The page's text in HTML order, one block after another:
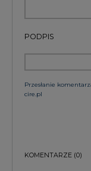
PODPIS
Przesłanie
cire.pl
KOMENTARZE (0)